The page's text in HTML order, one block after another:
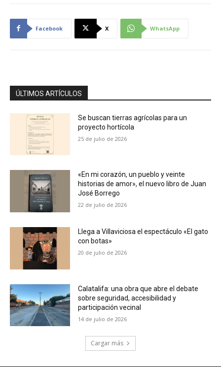
Facebook X WhatsApp
ÚLTIMOS ARTÍCULOS
Se buscan tierras agrícolas para un
proyecto hortícola
25 de julio de 2026
«En mi corazón, un pueblo y veinte
historias de amor», el nuevo libro de Juan
José Borrego
22 de julio de 2026
Llega a Villaviciosa el espectáculo «El gato
con botas»
20 de julio de 2026
Calatalifa: una obra que abre el debate
sobre seguridad, accesibilidad y
participación vecinal
14 de julio de 2026
Cargar más